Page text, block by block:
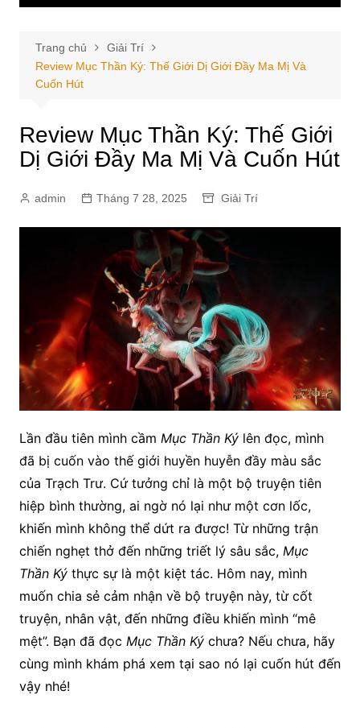
Trang chủ
Giải Trí
Review Mục Thần Ký: Thế Giới Dị Giới Đầy Ma Mị Và
Cuốn Hút
Review Mục Thần Ký: Thế Giới
Dị Giới Đầy Ma Mị Và Cuốn Hút
admin Tháng 7 28, 2025 Giải Trí
Lần đầu tiên mình cầm Mục Thần Kýlên đọc, mình
đã bị cuốn vào thế giới huyền huyễn đầy màu sắc
của Trạch Trư. Cứ tưởng chỉ là một bộ truyện tiên
hiệp bình thường, ai ngờ nó lại như một cơn lốc,
khiến mình không thể dứt ra được! Từ những trận
chiến nghẹt thở đến những triết lý sâu sắc, Mục
Thần Kýthực sự là một kiệt tác. Hôm nay, mình
muốn chia sẻ cảm nhận về bộ truyện này, từ cốt
truyện, nhân vật, đến những điều khiến mình “mê
mệt”. Bạn đã đọc Mục Thần Kýchưa? Nếu chưa, hãy
cùng mình khám phá xem tại sao nó lại cuốn hút đến
vậy nhé!